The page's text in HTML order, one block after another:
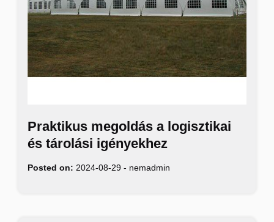
Praktikus megoldás a logisztikai
és tárolási igényekhez
Posted on: 2024-08-29 - nemadmin